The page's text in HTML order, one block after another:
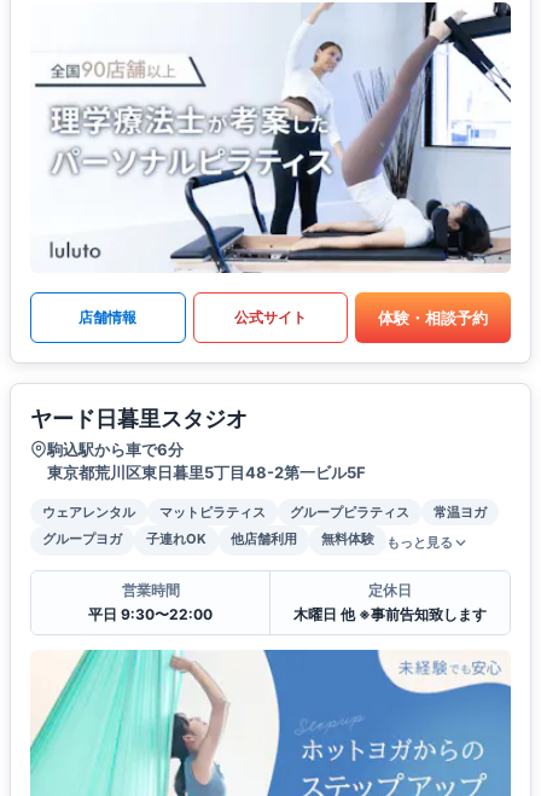
店舗情報 公式サイト 体験・相談予約
ヤード日暮里スタジオ
駒込駅から車で6分
東京都荒川区東日暮里5丁目48-2第一ビル5F
ウェアレンタル マットピラティス グループピラティス
常温ヨガ
グループヨガ
子連れOK 他店舗利用 無料体験 もっと見る
営業時間
平日 9:30〜22:00
定休日
木曜日 他 ※事前告知致します